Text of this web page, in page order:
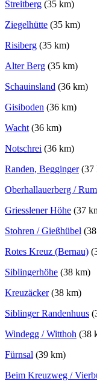
Streitberg (35 km)
Ziegelhütte (35 km)
Risiberg (35 km)
Alter Berg (35 km)
Schauinsland (36 km)
Gisiboden (36 km)
Wacht(36 km)
Notschrei (36 km)
Randen, Begginger(37
Oberhallauerberg /
Griesslener Höhe (37
Stohren / Gießhübel
Rotes Kreuz (Bernau)
Siblingerhöhe (38 km)
Kreuzäcker(38 km)
Siblinger Randenhuus
Windegg / Witthoh (38
Fürnsal (39 km)
Beim Kreuzweg /